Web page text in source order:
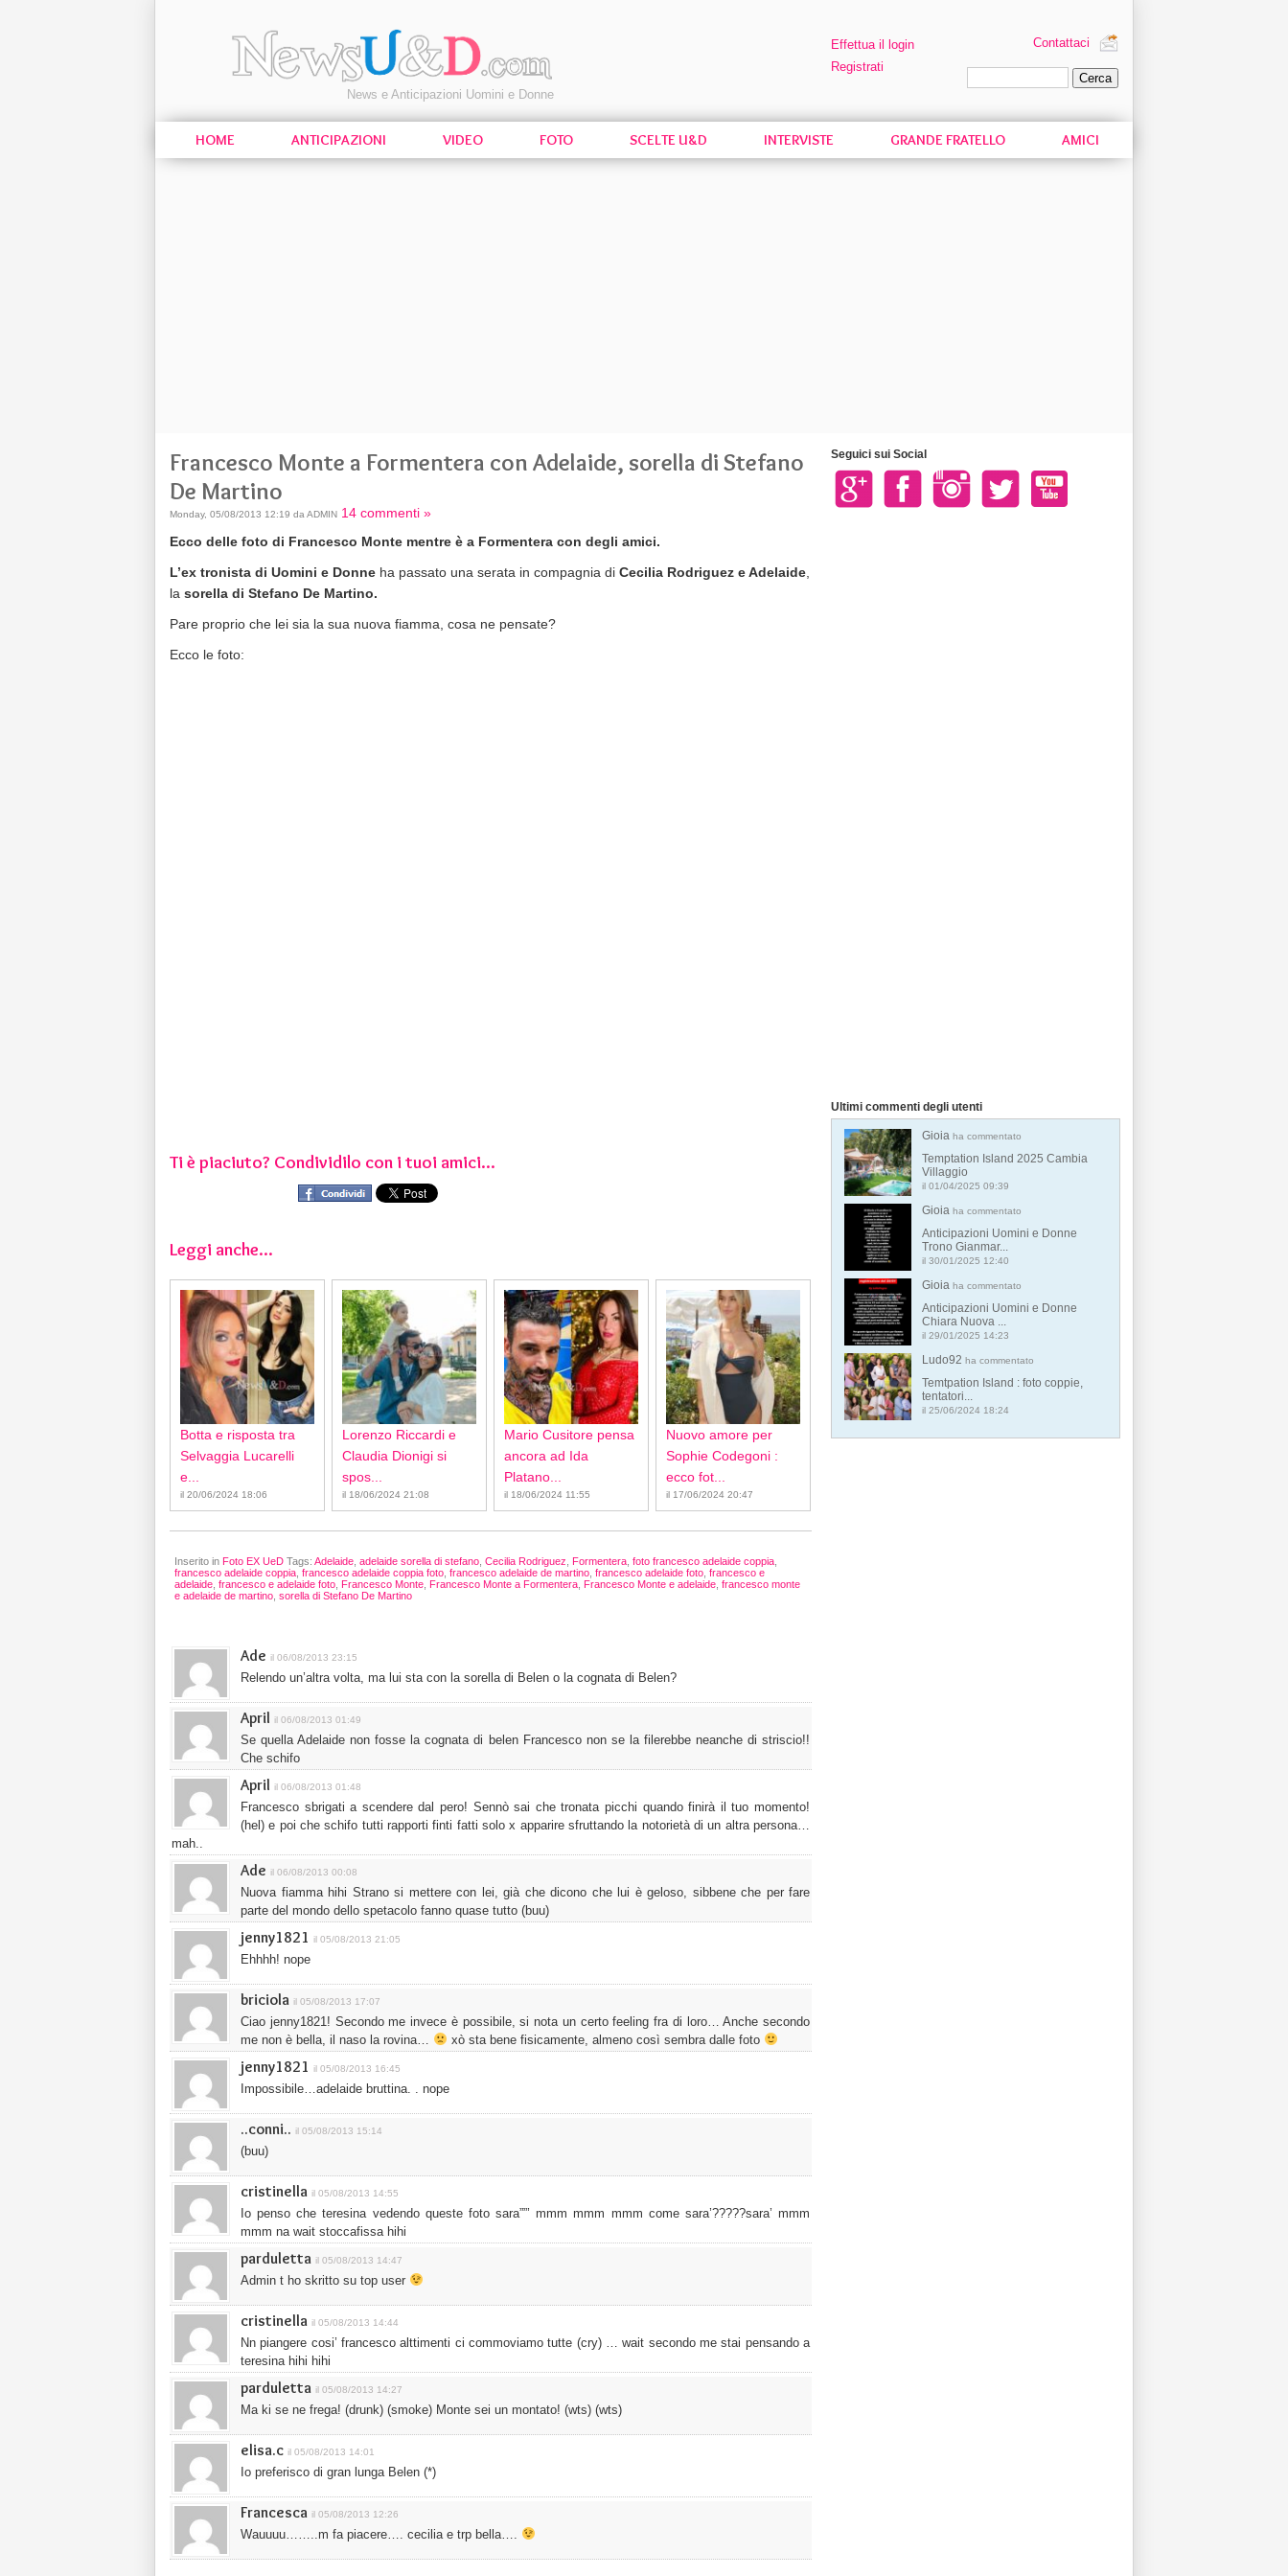
News e Anticipazioni Uomini e Donne
Effettua il login
Registrati
Contattaci
HOME ANTICIPAZIONI VIDEO FOTO SCELTE U&D INTERVISTE GRANDE FRATELLO AMICI
Francesco Monte a Formentera con Adelaide, sorella di Stefano
De Martino
Monday, 05/08/2013 12:19 da ADMIN 14 commenti »
Ecco delle foto di Francesco Monte mentre è a Formentera con degli amici.
L’ex tronista di Uomini e Donne ha passato una serata in compagnia di Cecilia Rodriguez e Adelaide
la sorella di Stefano De Martino.
Pare proprio che lei sia la sua nuova fiamma, cosa ne pensate?
Ecco le foto:
Ti è piaciuto? Condividilo con i tuoi amici...
Leggi anche...
Botta e risposta tra
Selvaggia Lucarelli
e...
il 20/06/2024 18:06
Lorenzo Riccardi e
Claudia Dionigi si
spos...
il 18/06/2024 21:08
Mario Cusitore pensa
ancora ad Ida
Platano...
il 18/06/2024 11:55
Nuovo amore per
Sophie Codegoni :
ecco fot...
il 17/06/2024 20:47
Inserito in Foto EX UeD Tags: Adelaide adelaide sorella di stefano Cecilia Rodriguez Formentera foto francesco adelaide coppia
francesco adelaide coppia francesco adelaide coppia foto francesco adelaide de martino francesco adelaide foto francesco e
adelaide francesco e adelaide foto Francesco Monte Francesco Monte a Formentera Francesco Monte e adelaide francesco monte
e adelaide de martino sorella di Stefano De Martino
Ade il 06/08/2013 23:15
Relendo un’altra volta, ma lui sta con la sorella di Belen o la cognata di Belen?
April il 06/08/2013 01:49
Se quella Adelaide non fosse la cognata di belen Francesco non se la filerebbe neanche di striscio!!
Che schifo
April il 06/08/2013 01:48
Francesco sbrigati a scendere dal pero! Sennò sai che tronata picchi quando finirà il tuo momento!
(hel) e poi che schifo tutti rapporti finti fatti solo x apparire sfruttando la notorietà di un altra persona…
mah..
Ade il 06/08/2013 00:08
Nuova fiamma hihi Strano si mettere con lei, già che dicono che lui è geloso, sibbene che per fare
parte del mondo dello spetacolo fanno quase tutto (buu)
jenny1821 il 05/08/2013 21:05
Ehhhh! nope
briciola il 05/08/2013 17:07
Ciao jenny1821! Secondo me invece è possibile, si nota un certo feeling fra di loro… Anche secondo
me non è bella, il naso la rovina…
xò sta bene fisicamente, almeno così sembra dalle foto
jenny1821 il 05/08/2013 16:45
Impossibile…adelaide bruttina. . nope
..conni.. il 05/08/2013 15:14
(buu)
cristinella il 05/08/2013 14:55
Io penso che teresina vedendo queste foto sara””’ mmm mmm mmm come sara’?????sara’ mmm
mmm na wait stoccafissa hihi
parduletta il 05/08/2013 14:47
Admin t ho skritto su top user
cristinella il 05/08/2013 14:44
Nn piangere cosi’ francesco alttimenti ci commoviamo tutte (cry) … wait secondo me stai pensando a
teresina hihi hihi
parduletta il 05/08/2013 14:27
Ma ki se ne frega! (drunk) (smoke) Monte sei un montato! (wts) (wts)
elisa.c il 05/08/2013 14:01
Io preferisco di gran lunga Belen (*)
Francesca il 05/08/2013 12:26
Wauuuu……..m fa piacere…. cecilia e trp bella….
Seguici sui Social
Ultimi commenti degli utenti
Gioia ha commentato
Temptation Island 2025 Cambia
Villaggio
il 01/04/2025 09:39
Gioia ha commentato
Anticipazioni Uomini e Donne
Trono Gianmar...
il 30/01/2025 12:40
Gioia ha commentato
Anticipazioni Uomini e Donne
Chiara Nuova ...
il 29/01/2025 14:23
Ludo92 ha commentato
Temtpation Island : foto coppie,
tentatori...
il 25/06/2024 18:24